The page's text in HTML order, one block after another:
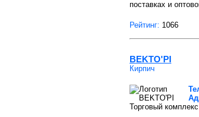
поставках и
Рейтинг: 1066
BEKTO'PI
Кирпич
Торговый